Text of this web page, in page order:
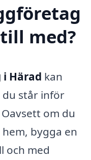
med?
Härad kan
du står inför
om du
bygga en
och med